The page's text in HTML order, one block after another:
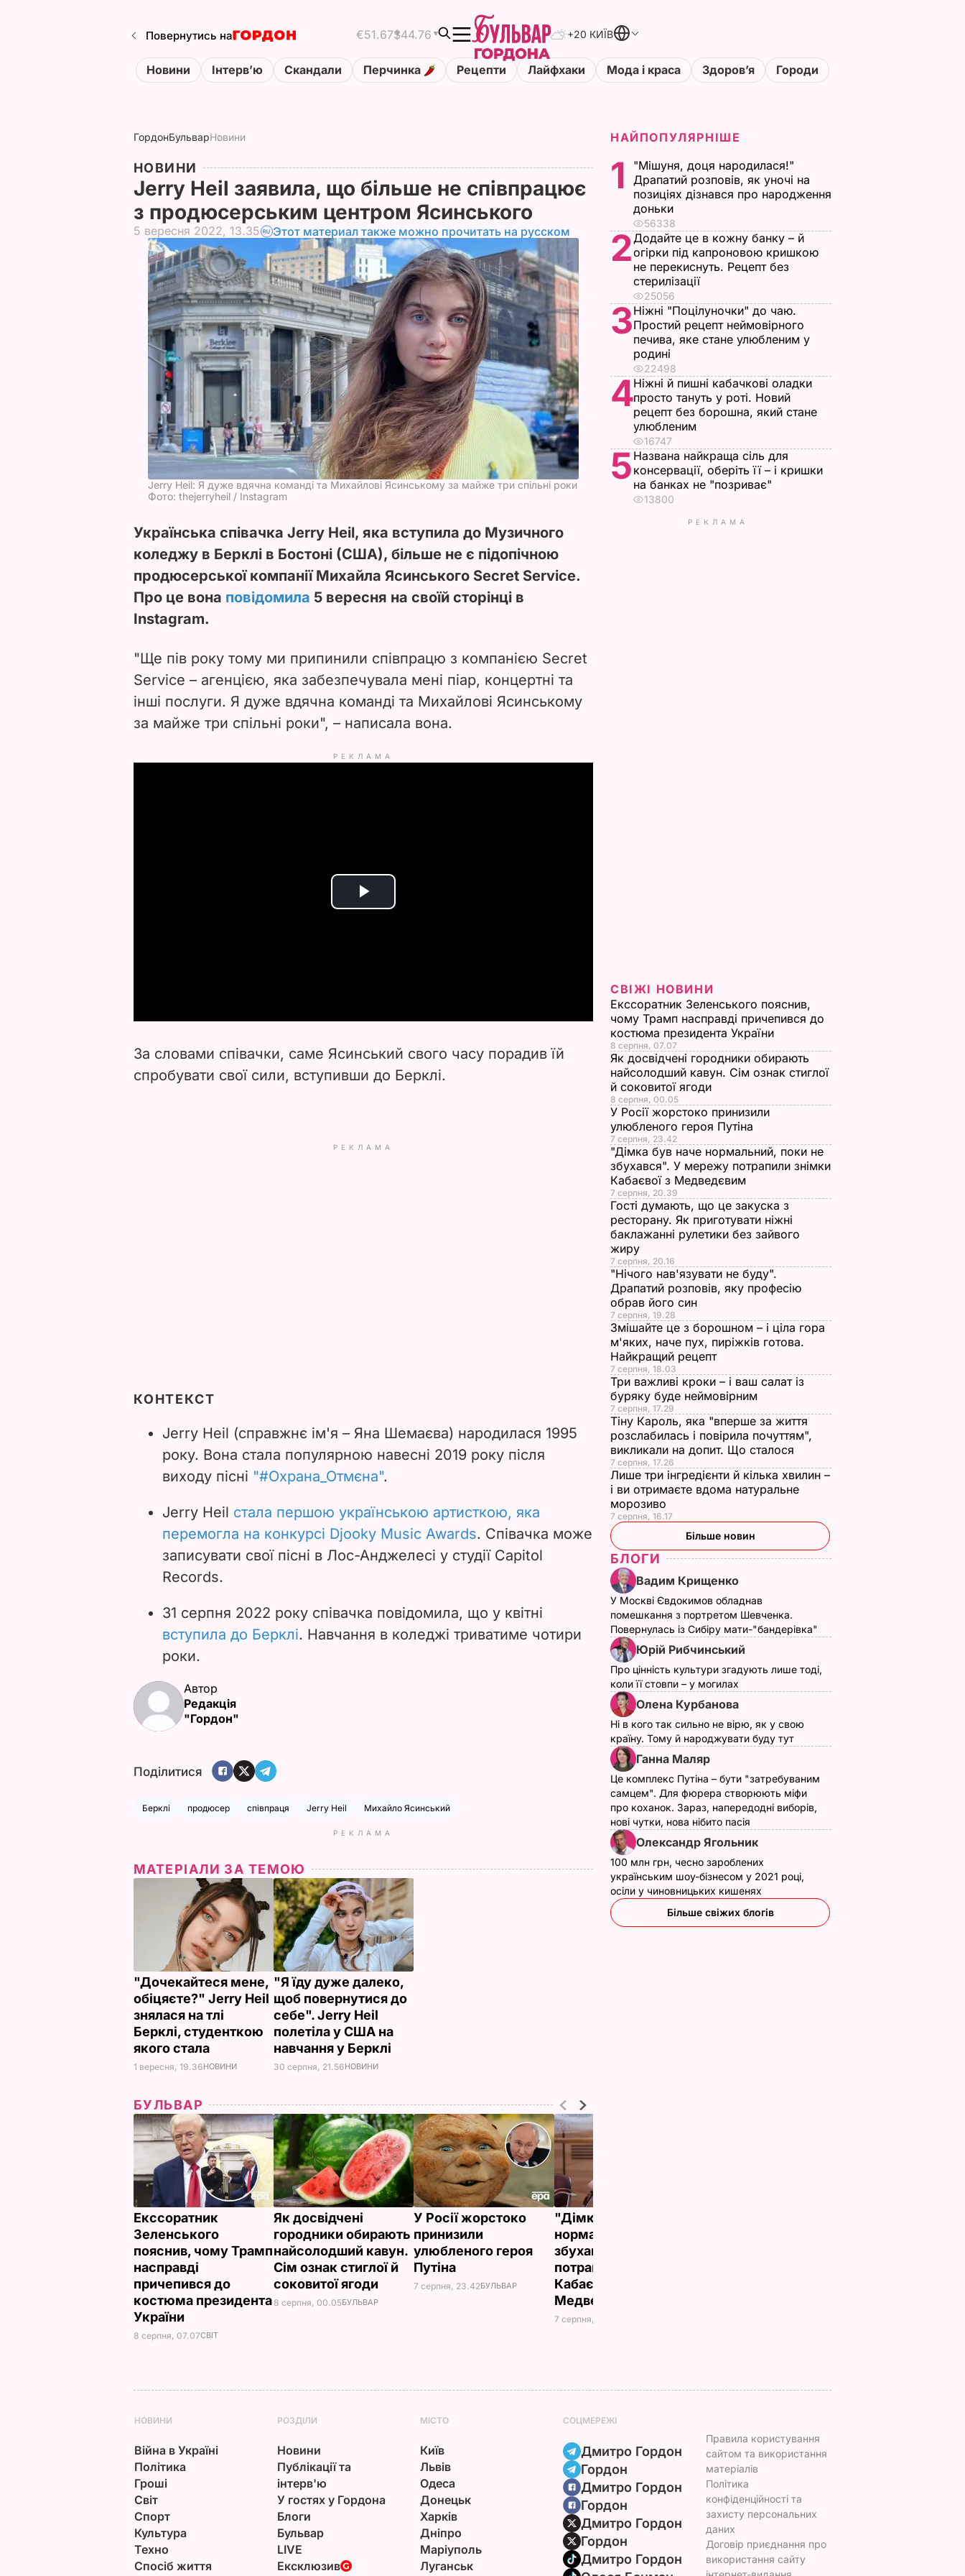
Повернутись на €51.67$44.76 +20 КИЇВ
Новини Інтервʼю Скандали Перчинка Рецепти Лайфхаки Мода і краса Здоровʼя Городи
ГордонБульварНовини
НОВИНИ
Jerry Нeil заявила, що більше не співпрацює
з продюсерським центром Ясинського
5 вересня 2022, 13.35 Этот материал также можно прочитать на русском
Jerry Heil: Я дуже вдячна команді та Михайлові Ясинському за майже три спільні роки
Фото: thejerryheil / Instagram
Українська співачка Jerry Heil, яка вступила до Музичного
коледжу в Берклі в Бостоні (США), більше не є підопічною
продюсерської компанії Михайла Ясинського Secret Service.
Про це вона повідомила 5 вересня на своїй сторінці в
Instagram.
"Ще пів року тому ми припинили співпрацю з компанією Secret
Service – агенцією, яка забезпечувала мені піар, концертні та
інші послуги. Я дуже вдячна команді та Михайлові Ясинському
за майже три спільні роки", – написала вона.
РЕКЛАМА
P
i
За словами співачки, саме Ясинський свого часу порадив їй
спробувати свої сили, вступивши до Берклі.
РЕКЛАМА
КОНТЕКСТ
Jerry Heil (справжнє ім'я – Яна Шемаєва) народилася 1995
року. Вона стала популярною навесні 2019 року після
виходу пісні "#Охрана_Отмєна".
Jerry Heil стала першою українською артисткою, яка
перемогла на конкурсі Djooky Music Awards. Співачка може
записувати свої пісні в Лос-Анджелесі у студії Capitol
Records.
31 серпня 2022 року співачка повідомила, що у квітні
вступила до Берклі. Навчання в коледжі триватиме чотири
роки.
Автор
Редакція
"Гордон"
Поділитися
Берклі продюсер співпраця Jerry Heil Михайло Ясинський
РЕКЛАМА
МАТЕРІАЛИ ЗА ТЕМОЮ
"Дочекайтеся мене,
обіцяєте?" Jerry Heil
знялася на тлі
Берклі, студенткою
якого стала
1 вересня, 19.36НОВИНИ
"Я їду дуже далеко,
щоб повернутися до
себе". Jerry Heil
полетіла у США на
навчання у Берклі
30 серпня, 21.56НОВИНИ
БУЛЬВАР
Екссоратник
Зеленського
пояснив, чому Трамп
насправді
причепився до
костюма президента
України
8 серпня, 07.07СВІТ
Як досвідчені
городники обирають
найсолодший кавун.
Сім ознак стиглої й
соковитої ягоди
8 серпня, 00.05БУЛЬВАР
У Росії жорстоко
принизили
улюбленого героя
Путіна
7 серпня, 23.42БУЛЬВАР
"Дімка був наче
нормальний, поки не
збухався". У мережу
потрапили знімки
Кабаєвої з
Медведєвим
7 серпня, 20.39
НАЙПОПУЛЯРНІШЕ
1
"Мішуня, доця народилася!"
Драпатий розповів, як уночі на
позиціях дізнався про народження
доньки
56338
2Додайте це в кожну банку – й
огірки під капроновою кришкою
не перекиснуть. Рецепт без
стерилізації
25056
3Ніжні "Поцілуночки" до чаю.
Простий рецепт неймовірного
печива, яке стане улюбленим у
родині
22498
4Ніжні й пишні кабачкові оладки
просто тануть у роті. Новий
рецепт без борошна, який стане
улюбленим
16747
5 Названа найкраща сіль для
консервації, оберіть її – і кришки
на банках не "позриває"
13800
РЕКЛАМА
СВІЖІ НОВИНИ
Екссоратник Зеленського пояснив,
чому Трамп насправді причепився до
костюма президента України
8 серпня, 07.07
Як досвідчені городники обирають
найсолодший кавун. Сім ознак стиглої
й соковитої ягоди
8 серпня, 00.05
У Росії жорстоко принизили
улюбленого героя Путіна
7 серпня, 23.42
"Дімка був наче нормальний, поки не
збухався". У мережу потрапили знімки
Кабаєвої з Медведєвим
7 серпня, 20.39
Гості думають, що це закуска з
ресторану. Як приготувати ніжні
баклажанні рулетики без зайвого
жиру
7 серпня, 20.16
"Нічого нав'язувати не буду".
Драпатий розповів, яку професію
обрав його син
7 серпня, 19.28
Змішайте це з борошном – і ціла гора
м'яких, наче пух, пиріжків готова.
Найкращий рецепт
7 серпня, 18.03
Три важливі кроки – і ваш салат із
буряку буде неймовірним
7 серпня, 17.29
Тіну Кароль, яка "вперше за життя
розслабилась і повірила почуттям",
викликали на допит. Що сталося
7 серпня, 17.26
Лише три інгредієнти й кілька хвилин –
і ви отримаєте вдома натуральне
морозиво
7 серпня, 16.17
Більше новин
БЛОГИ
Вадим Крищенко
У Москві Євдокимов обладнав
помешкання з портретом Шевченка.
Повернулась із Сибіру мати-"бандерівка"
Юрій Рибчинський
Про цінність культури згадують лише тоді,
коли її стовпи – у могилах
Олена Курбанова
Ні в кого так сильно не вірю, як у свою
країну. Тому й народжувати буду тут
Ганна Маляр
Це комплекс Путіна – бути "затребуваним
самцем". Для фюрера створюють міфи
про коханок. Зараз, напередодні виборів,
нові чутки, нова нібито пасія
Олександр Ягольник
100 млн грн, чесно зароблених
українським шоу-бізнесом у 2021 році,
осіли у чиновницьких кишенях
Більше свіжих блогів
НОВИНИ
Війна в Україні
Політика
Гроші
Світ
Спорт
Культура
Техно
Спосіб життя
РОЗДІЛИ
Новини
Публікації та
інтерв'ю
У гостях у Гордона
Блоги
Бульвар
LIVE
Ексклюзив
МІСТО
Київ
Львів
Одеса
Донецьк
Харків
Дніпро
Маріуполь
Луганськ
СОЦМЕРЕЖІ
Дмитро Гордон
Гордон
Дмитро Гордон
Гордон
Дмитро Гордон
Гордон
Дмитро Гордон
Правила користування
сайтом та використання
матеріалів
Політика
конфіденційності та
захисту персональних
даних
Договір приєднання про
використання сайту